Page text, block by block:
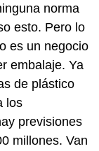
norma
esto. Pero lo
es un negocio
embalaje. Ya
de plástico
los
previsiones
millones. Van